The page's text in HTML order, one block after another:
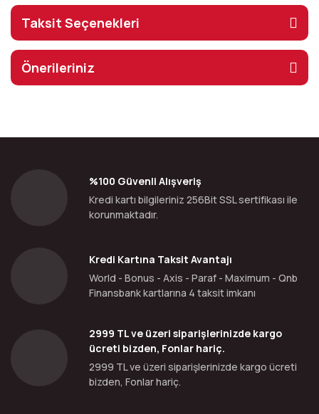
Taksit Seçenekleri
Önerileriniz
%100 Güvenli Alışveriş
Kredi kartı bilgileriniz 256Bit SSL sertifikası ile
korunmaktadır.
Kredi Kartına Taksit Avantajı
World - Bonus - Axis - Paraf - Maximum - Qnb
Finansbank kartlarına 4 taksit imkanı
2999 TL ve üzeri siparişlerinizde kargo
ücreti bizden, Fonlar hariç.
2999 TL ve üzeri siparişlerinizde kargo ücreti
bizden, Fonlar hariç.